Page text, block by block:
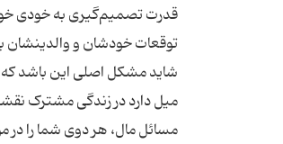
قدرت تصمیم‌گیری به خودی
شاید مشکل اصلی این باشد که
میل دارد در زندگی مشترک
مسائل مال، هر دوی شما را در